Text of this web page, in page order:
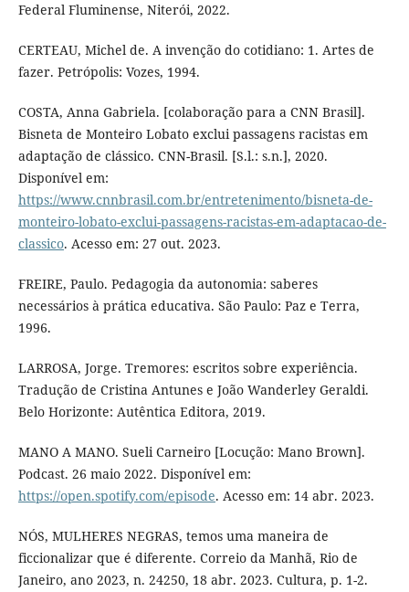
Federal Fluminense, Niterói, 2022.
CERTEAU, Michel de. A invenção do cotidiano: 1. Artes de
fazer. Petrópolis: Vozes, 1994.
COSTA, Anna Gabriela. [colaboração para a CNN Brasil].
Bisneta de Monteiro Lobato exclui passagens racistas em
adaptação de clássico. CNN-Brasil. [S.l.: s.n.], 2020.
Disponível em:
https://www.cnnbrasil.com.br/entretenimento/bisneta-de-
monteiro-lobato-exclui-passagens-racistas-em-adaptacao-de-
classico. Acesso em: 27 out. 2023.
FREIRE, Paulo. Pedagogia da autonomia: saberes
necessários à prática educativa. São Paulo: Paz e Terra,
1996.
LARROSA, Jorge. Tremores: escritos sobre experiência.
Tradução de Cristina Antunes e João Wanderley Geraldi.
Belo Horizonte: Autêntica Editora, 2019.
MANO A MANO. Sueli Carneiro [Locução: Mano Brown].
Podcast. 26 maio 2022. Disponível em:
https://open.spotify.com/episode. Acesso em: 14 abr. 2023.
NÓS, MULHERES NEGRAS, temos uma maneira de
ficcionalizar que é diferente. Correio da Manhã, Rio de
Janeiro, ano 2023, n. 24250, 18 abr. 2023. Cultura, p. 1-2.